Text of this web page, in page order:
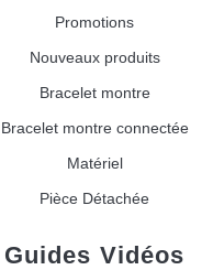
Promotions
Nouveaux produits
Bracelet montre
Bracelet montre connectée
Matériel
Pièce Détachée
Guides Vidéos